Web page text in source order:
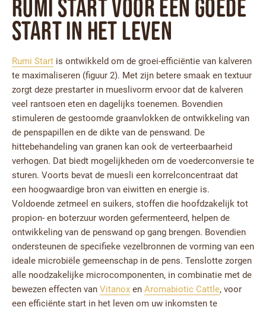
Rumi Start voor een goede
start in het leven
Rumi Start is ontwikkeld om de groei-efficiëntie van kalveren
te maximaliseren (figuur 2). Met zijn betere smaak en textuur
zorgt deze prestarter in mueslivorm ervoor dat de kalveren
veel rantsoen eten en dagelijks toenemen. Bovendien
stimuleren de gestoomde graanvlokken de ontwikkeling van
de penspapillen en de dikte van de penswand. De
hittebehandeling van granen kan ook de verteerbaarheid
verhogen. Dat biedt mogelijkheden om de voederconversie te
sturen. Voorts bevat de muesli een korrelconcentraat dat
een hoogwaardige bron van eiwitten en energie is.
Voldoende zetmeel en suikers, stoffen die hoofdzakelijk tot
propion- en boterzuur worden gefermenteerd, helpen de
ontwikkeling van de penswand op gang brengen. Bovendien
ondersteunen de specifieke vezelbronnen de vorming van een
ideale microbiële gemeenschap in de pens. Tenslotte zorgen
alle noodzakelijke microcomponenten, in combinatie met de
bewezen effecten van Vitanox en Aromabiotic Cattle, voor
een efficiënte start in het leven om uw inkomsten te